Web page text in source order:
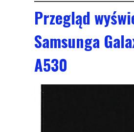
Przegląd
Samsunga
A530